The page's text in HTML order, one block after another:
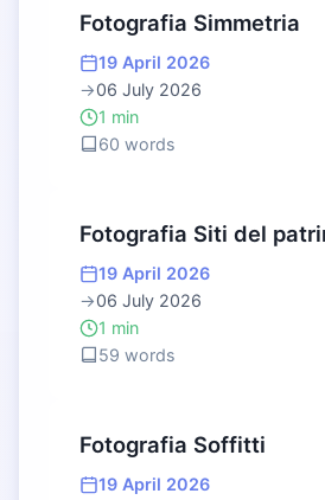
Fotografia Simmetria
19 April 2026
→06 July 2026
1 min
60 words
Fotografia Siti del
19 April 2026
→06 July 2026
1 min
59 words
Fotografia Soffitti
19 April 2026